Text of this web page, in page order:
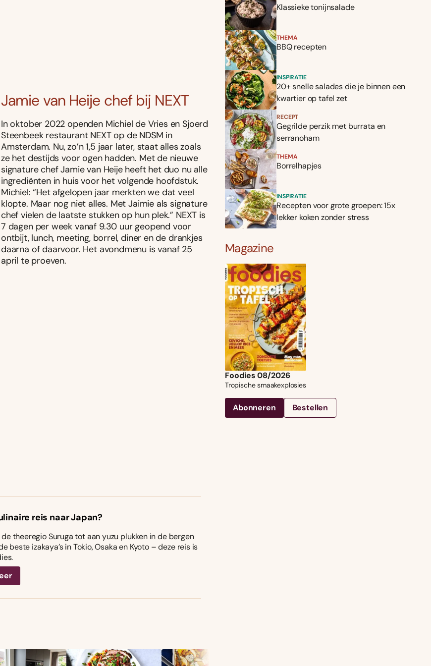
Jamie van Heije chef bij NEXT
In oktober 2022 openden Michiel de Vries en Sjoerd
Steenbeek restaurant NEXT op de NDSM in
Amsterdam. Nu, zo’n 1,5 jaar later, staat alles zoals
ze het destijds voor ogen hadden. Met de nieuwe
signature chef Jamie van Heije heeft het duo nu alle
ingrediënten in huis voor het volgende hoofdstuk.
Michiel: “Het afgelopen jaar merkten we dat veel
klopte. Maar nog niet alles. Met Jaimie als signature
chef vielen de laatste stukken op hun plek.” NEXT is
7 dagen per week vanaf 9.30 uur geopend voor
ontbijt, lunch, meeting, borrel, diner en de drankjes
daarna of daarvoor. Het avondmenu is vanaf 25
april te proeven.
reis naar Japan?
theeregio Suruga tot aan yuzu plukken in de bergen
beste izakaya’s in Tokio, Osaka en Kyoto – deze reis is
Klassieke tonijnsalade
THEMA
BBQ recepten
INSPIRATIE
20+ snelle salades die je binnen een
kwartier op tafel zet
RECEPT
Gegrilde perzik met burrata en
serranoham
THEMA
Borrelhapjes
INSPIRATIE
Recepten voor grote groepen: 15x
lekker koken zonder stress
Magazine
Foodies 08/2026
Tropische smaakexplosies
Abonneren Bestellen